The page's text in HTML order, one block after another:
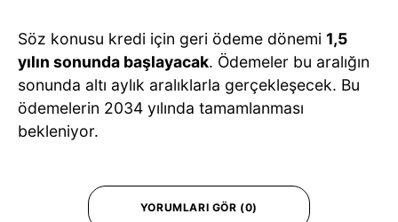
Söz konusu kredi için geri ödeme dönemi 1,5
yılın sonunda başlayacak. Ödemeler bu aralığın
sonunda altı aylık aralıklarla gerçekleşecek. Bu
ödemelerin 2034 yılında tamamlanması
bekleniyor.
YORUMLARI GÖR (0)